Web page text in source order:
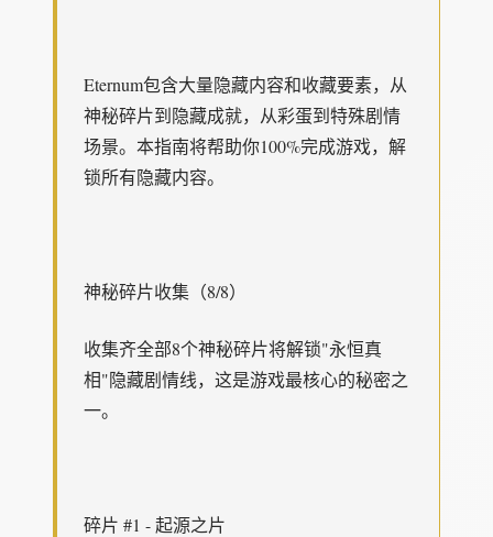
Eternum包含大量隐藏内容和收藏要素，从
神秘碎片到隐藏成就，从彩蛋到特殊剧情
场景。本指南将帮助你100%完成游戏，解
锁所有隐藏内容。
神秘碎片收集（8/8）
收集齐全部8个神秘碎片将解锁"永恒真
相"隐藏剧情线，这是游戏最核心的秘密之
一。
碎片 #1 - 起源之片